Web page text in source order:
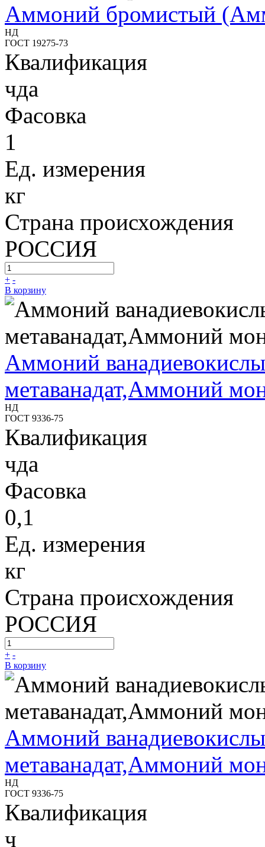
Аммоний бромистый
НД
ГОСТ 19275-73
Квалификация
чда
Фасовка
1
Ед. измерения
кг
Страна происхождения
РОССИЯ
+ -
В корзину
Аммоний
метаванадат,Аммоний
НД
ГОСТ 9336-75
Квалификация
чда
Фасовка
0,1
Ед. измерения
кг
Страна происхождения
РОССИЯ
+ -
В корзину
Аммоний
метаванадат,Аммоний
НД
ГОСТ 9336-75
Квалификация
ч